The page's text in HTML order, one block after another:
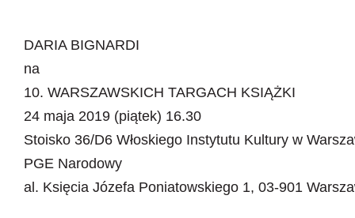
DARIA BIGNARDI
na
10. WARSZAWSKICH TARGACH KSIĄŻKI
24 maja 2019 (piątek) 16.30
Stoisko 36/D6 Włoskiego Instytutu Kultury w
PGE Narodowy
al. Księcia Józefa Poniatowskiego 1, 03-901